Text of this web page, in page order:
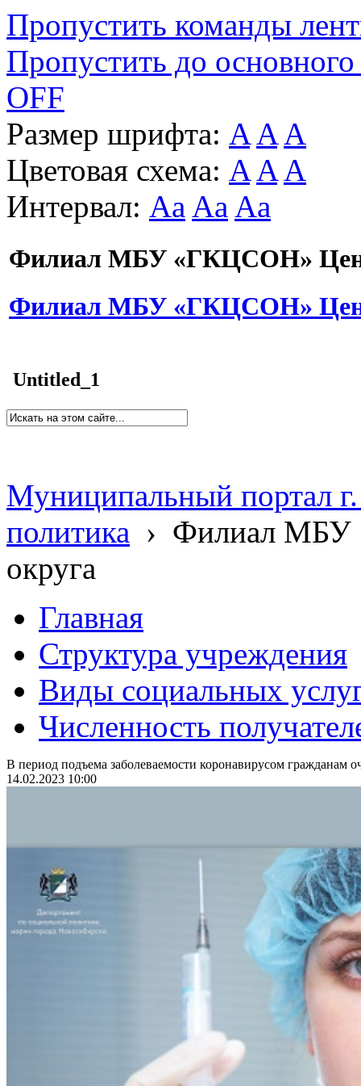
Пропустить команды
Пропустить до основного
OFF
Размер шрифта: A A A
Цветовая схема: A A A
Интервал: Aa Aa Aa
Филиал МБУ «ГКЦСОН»
Филиал МБУ «ГКЦСОН»
Untitled_1
Муниципальный портал
политика › Филиал МБУ
округа
Главная
Структура учреждения
Виды социальных
Численность
В период подъема заболеваемости коронавирусом гражданам
14.02.2023 10:00